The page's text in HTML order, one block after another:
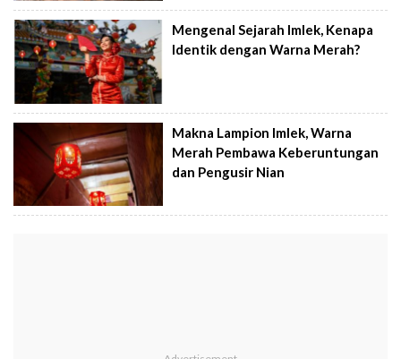
Mengenal Sejarah Imlek, Kenapa
Identik dengan Warna Merah?
Makna Lampion Imlek, Warna
Merah Pembawa Keberuntungan
dan Pengusir Nian